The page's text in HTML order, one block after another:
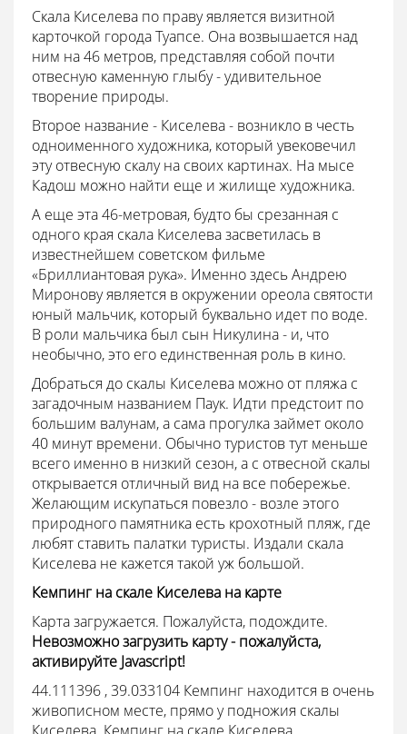
Скала Киселева по праву является визитной
карточкой города Туапсе. Она возвышается над
ним на 46 метров, представляя собой почти
отвесную каменную глыбу - удивительное
творение природы.
Второе название - Киселева - возникло в честь
одноименного художника, который увековечил
эту отвесную скалу на своих картинах. На мысе
Кадош можно найти еще и жилище художника.
А еще эта 46-метровая, будто бы срезанная с
одного края скала Киселева засветилась в
известнейшем советском фильме
«Бриллиантовая рука». Именно здесь Андрею
Миронову является в окружении ореола святости
юный мальчик, который буквально идет по воде.
В роли мальчика был сын Никулина - и, что
необычно, это его единственная роль в кино.
Добраться до скалы Киселева можно от пляжа с
загадочным названием Паук. Идти предстоит по
большим валунам, а сама прогулка займет около
40 минут времени. Обычно туристов тут меньше
всего именно в низкий сезон, а с отвесной скалы
открывается отличный вид на все побережье.
Желающим искупаться повезло - возле этого
природного памятника есть крохотный пляж, где
любят ставить палатки туристы. Издали скала
Киселева не кажется такой уж большой.
Кемпинг на скале Киселева на карте
Карта загружается. Пожалуйста, подождите.
Невозможно загрузить карту - пожалуйста,
активируйте Javascript!
44.111396 , 39.033104 Кемпинг находится в очень
живописном месте, прямо у подножия скалы
Киселева. Кемпинг на скале Киселева